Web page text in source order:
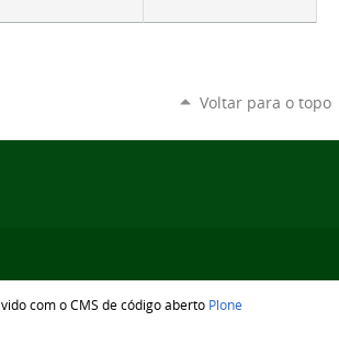
Voltar para o topo
com o CMS de código aberto Plone